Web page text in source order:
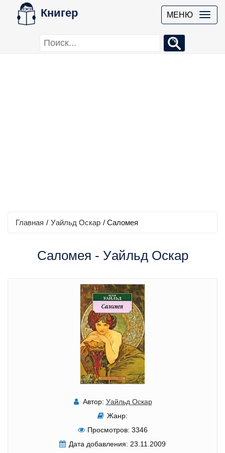
Книгер МЕНЮ
Главная / Уайльд Оскар / Саломея
Саломея - Уайльд Оскар
Автор: Уайльд Оскар
Жанр:
Просмотров: 3346
Дата добавления: 23.11.2009